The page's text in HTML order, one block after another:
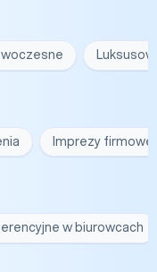
Imprezy firmowe
w biurowcach